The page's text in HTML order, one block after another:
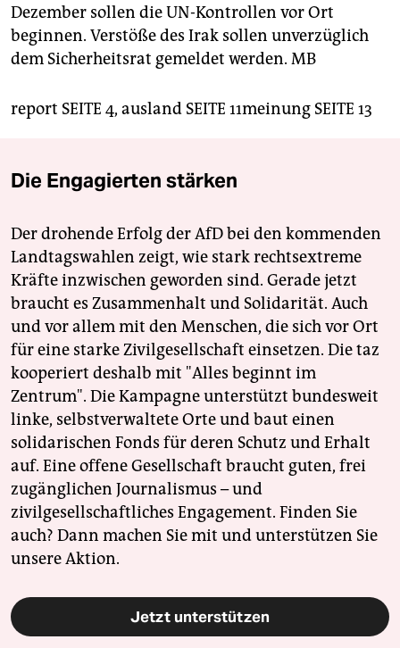
Dezember sollen die UN-Kontrollen vor Ort
beginnen. Verstöße des Irak sollen unverzüglich
dem Sicherheitsrat gemeldet werden. MB
report SEITE 4, ausland SEITE 11meinung SEITE 13
Die Engagierten stärken
Der drohende Erfolg der AfD bei den kommenden
Landtagswahlen zeigt, wie stark rechtsextreme
Kräfte inzwischen geworden sind. Gerade jetzt
braucht es Zusammenhalt und Solidarität. Auch
und vor allem mit den Menschen, die sich vor Ort
für eine starke Zivilgesellschaft einsetzen. Die taz
kooperiert deshalb mit "Alles beginnt im
Zentrum". Die Kampagne unterstützt bundesweit
linke, selbstverwaltete Orte und baut einen
solidarischen Fonds für deren Schutz und Erhalt
auf. Eine offene Gesellschaft braucht guten, frei
zugänglichen Journalismus – und
zivilgesellschaftliches Engagement. Finden Sie
auch? Dann machen Sie mit und unterstützen Sie
unsere Aktion.
Jetzt unterstützen